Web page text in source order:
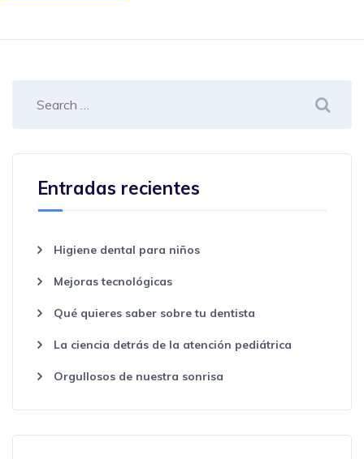
Entradas recientes
Higiene dental para niños
Mejoras tecnológicas
Qué quieres saber sobre tu dentista
La ciencia detrás de la atención pediátrica
Orgullosos de nuestra sonrisa